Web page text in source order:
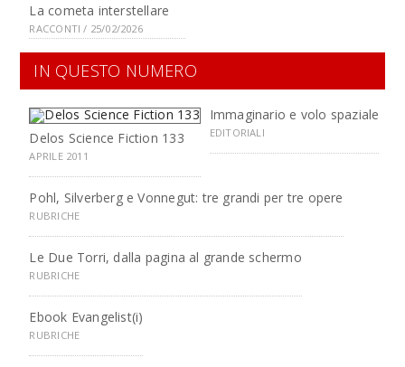
La cometa interstellare
RACCONTI / 25/02/2026
IN QUESTO NUMERO
Delos Science Fiction 133
APRILE 2011
Immaginario e volo spaziale
EDITORIALI
Pohl, Silverberg e Vonnegut: tre grandi per tre opere
RUBRICHE
Le Due Torri, dalla pagina al grande schermo
RUBRICHE
Ebook Evangelist(i)
RUBRICHE